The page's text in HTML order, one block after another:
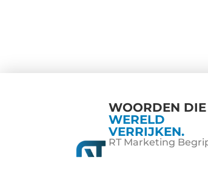
WOORDEN DIE
WERELD
VERRIJKEN.
RT Marketing